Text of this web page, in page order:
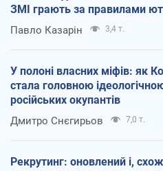
ЗМІ грають за правилами
Павло Казарін 3,4 т.
У полоні власних міфів: як
стала головною
російських окупантів
Дмитро Снєгирьов 7,0 т.
Рекрутинг: оновлений і,